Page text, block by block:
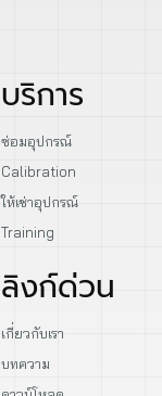
บริการ
ซ่อมอุปกรณ์
Calibration
ให้เช่าอุปกรณ์
Training
ลิงก์ด่วน
เกี่ยวกับเรา
บทความ